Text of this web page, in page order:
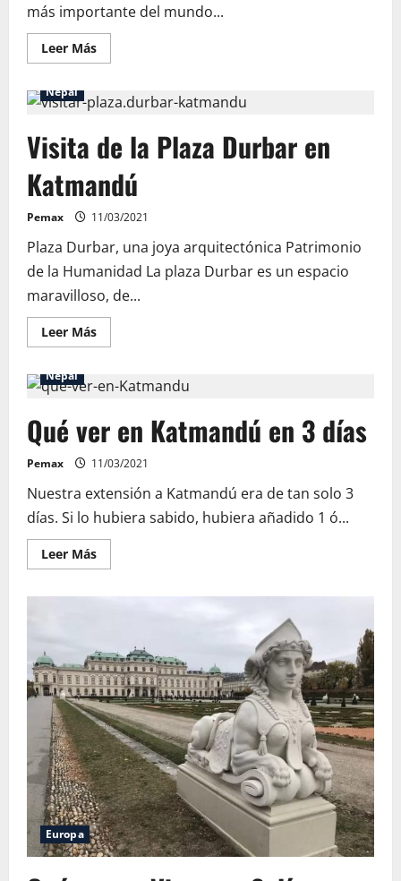
más importante del mundo...
Leer MásLeer
más
Visita
a
en
Katmandu
Nepal
Visita de la Plaza Durbar en
Katmandú
Pemax 11/03/2021
Plaza Durbar, una joya arquitectónica Patrimonio
de la Humanidad La plaza Durbar es un espacio
maravilloso, de...
Leer MásLeer
más
Visita
de
Durbar
en
Katmandú
Nepal
Qué ver en Katmandú en 3 días
Pemax 11/03/2021
Nuestra extensión a Katmandú era de tan solo 3
días. Si lo hubiera sabido, hubiera añadido 1 ó...
Leer MásLeer
más
en
3
días
Europa